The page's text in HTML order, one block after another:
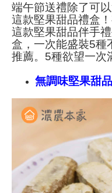
端午節送禮除了可
這款堅果甜品禮盒
這款堅果甜品伴手
盒，一次能盛裝5種
推薦。 5種欲望一次
無調味堅果甜